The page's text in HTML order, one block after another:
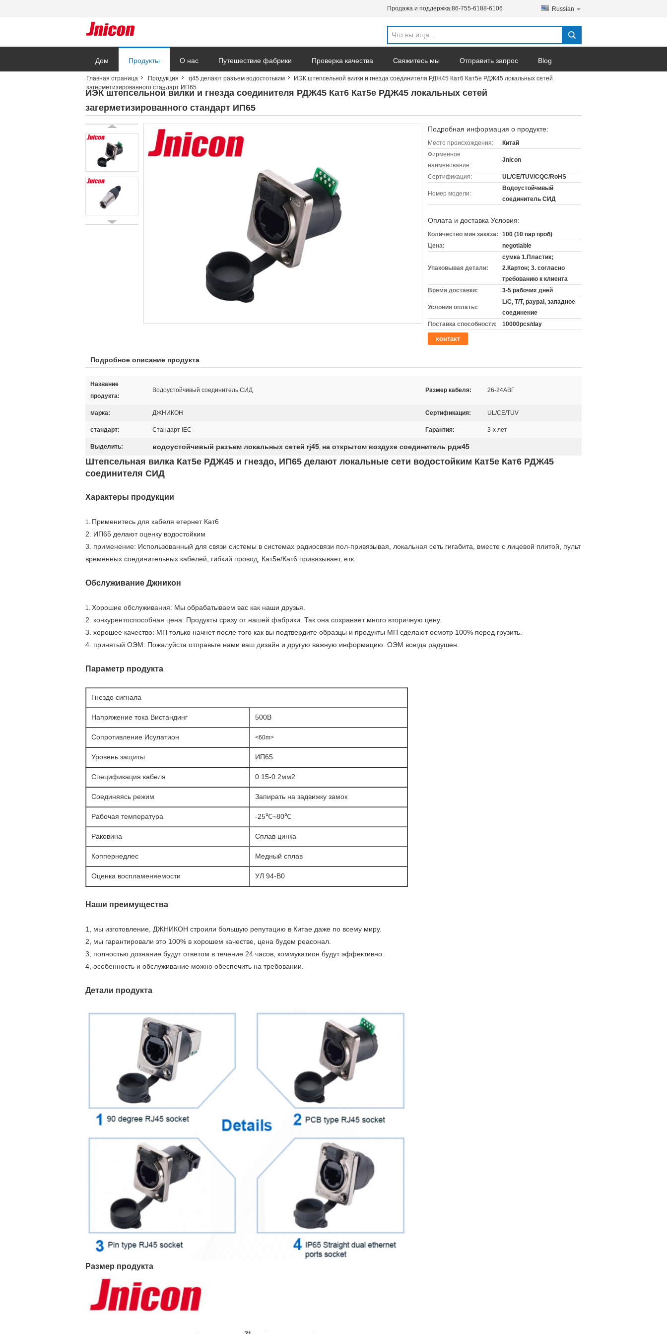
Продажа и поддержка:86-755-6188-6106 Russian
Дом Продукты О нас Путешествие фабрики Проверка качества Свяжитесь мы Отправить запрос Blog
Главная страница Продукция rj45 делают разъем водостотьким
ИЭК штепсельной вилки и гнезда соединителя РДЖ45 Кат6 Кат5е РДЖ45 локальных сетей
загерметизированного стандарт ИП65
ИЭК штепсельной вилки и гнезда соединителя РДЖ45 Кат6 Кат5е РДЖ45 локальных сетей
загерметизированного стандарт ИП65
Подробная информация о продукте:
Место происхождения:
Китай
Фирменное
наименование:
Jnicon
Сертификация: UL/CE/TUV/CQC/RoHS
Номер модели:
Водоустойчивый
соединитель СИД
Оплата и доставка Условия:
Количество мин заказа:
100 (10 пар проб)
Цена:
negotiable
Упаковывая детали:
сумка 1.Пластик;
2.Картон; 3. согласно
требованию к клиента
Время доставки:
3-5 рабочих дней
Условия оплаты:
L/C, T/T, paypal, западное
соединение
Поставка способности:
10000pcs/day
контакт
Подробное описание продукта
Название
продукта:
Водоустойчивый соединитель СИД Размер кабеля: 26-24АВГ
марка: ДЖНИКОН Сертификация: UL/CE/TUV
стандарт: Стандарт IEC Гарантия: 3-х лет
Выделить: водоустойчивый разъем локальных сетей rj45, на открытом воздухе соединитель рдж45
Штепсельная вилка Кат5е РДЖ45 и гнездо, ИП65 делают локальные сети водостойким Кат5е Кат6 РДЖ45
соединителя СИД
Характеры продукции
1. Применитесь для кабеля етернет Кат6
2. ИП65 делают оценку водостойким
3. применение: Использованный для связи системы в системах радиосвязи пол-привязывая, локальная сеть гигабита, вместе с лицевой плитой, пульт
временных соединительных кабелей, гибкий провод, Кат5е/Кат6 привязывает, етк.
Обслуживание Джникон
1. Хорошие обслуживания: Мы обрабатываем вас как наши друзья.
2. конкурентоспособная цена: Продукты сразу от нашей фабрики. Так она сохраняет много вторичную цену.
3. хорошее качество: МП только начнет после того как вы подтвердите образцы и продукты МП сделают осмотр 100% перед грузить.
4. принятый ОЭМ: Пожалуйста отправьте нами ваш дизайн и другую важную информацию. ОЭМ всегда радушен.
Параметр продукта
Гнездо сигнала
Напряжение тока Вистандинг 500В
Сопротивление Исулатион <60m>
Уровень защиты ИП65
Спецификация кабеля 0.15-0.2мм2
Соединяясь режим Запирать на задвижку замок
Рабочая температура -25℃~80℃
Раковина Сплав цинка
Коппернедлес Медный сплав
Оценка воспламеняемости УЛ 94-В0
Наши преимущества
1, мы изготовление, ДЖНИКОН строили большую репутацию в Китае даже по всему миру.
2, мы гарантировали это 100% в хорошем качестве, цена будем реасонал.
3, полностью дознание будут ответом в течение 24 часов, коммукатион будут эффективно.
4, особенность и обслуживание можно обеспечить на требовании.
Детали продукта
Размер продукта